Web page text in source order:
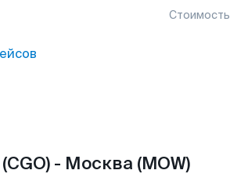
Стоимость
- Москва (MOW)